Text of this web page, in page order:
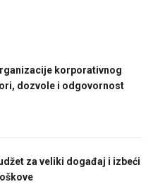
korporativnog
dozvole i odgovornost
za veliki događaj i izbeći